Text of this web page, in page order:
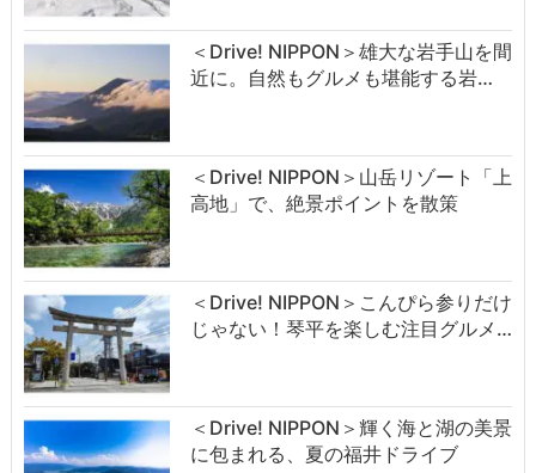
＜Drive! NIPPON＞雄大な岩手山を間
近に。自然もグルメも堪能する岩…
＜Drive! NIPPON＞山岳リゾート「上
高地」で、絶景ポイントを散策
＜Drive! NIPPON＞こんぴら参りだけ
じゃない！琴平を楽しむ注目グルメ…
＜Drive! NIPPON＞輝く海と湖の美景
に包まれる、夏の福井ドライブ